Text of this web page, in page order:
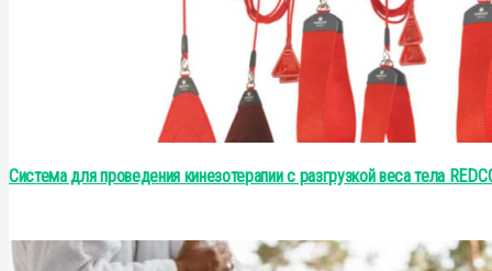
Система для проведения кинезотерапии с разгрузкой веса тела